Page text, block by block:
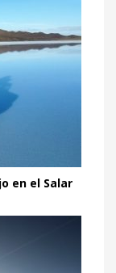
en el Salar